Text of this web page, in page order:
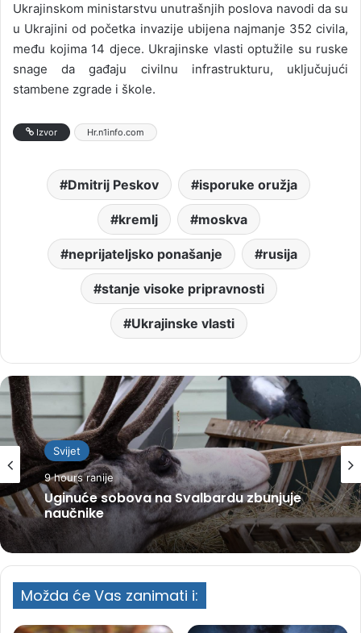
Ukrajinskom ministarstvu unutrašnjih poslova navodi da su
u Ukrajini od početka invazije ubijena najmanje 352 civila,
među kojima 14 djece. Ukrajinske vlasti optužile su ruske
snage da gađaju civilnu infrastrukturu, uključujući
stambene zgrade i škole.
Izvor Hr.n1info.com
Dmitrij Peskov isporuke oružja
kremlj moskva
neprijateljsko ponašanje rusija
stanje visoke pripravnosti
Ukrajinske vlasti
Svijet
9 hours ranije
Uginuće sobova na Svalbardu zbunjuje
naučnike
Možda će Vas zanimati i: